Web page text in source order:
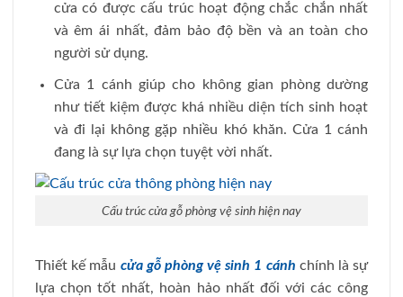
cửa có được cấu trúc hoạt động chắc chắn nhất
và êm ái nhất, đảm bảo độ bền và an toàn cho
người sử dụng.
Cửa 1 cánh giúp cho không gian phòng dường
như tiết kiệm được khá nhiều diện tích sinh hoạt
và đi lại không gặp nhiều khó khăn. Cửa 1 cánh
đang là sự lựa chọn tuyệt vời nhất.
Cấu trúc cửa gỗ phòng vệ sinh hiện nay
Thiết kế mẫu cửa gỗ phòng vệ sinh 1 cánh chính là sự
lựa chọn tốt nhất, hoàn hảo nhất đối với các công